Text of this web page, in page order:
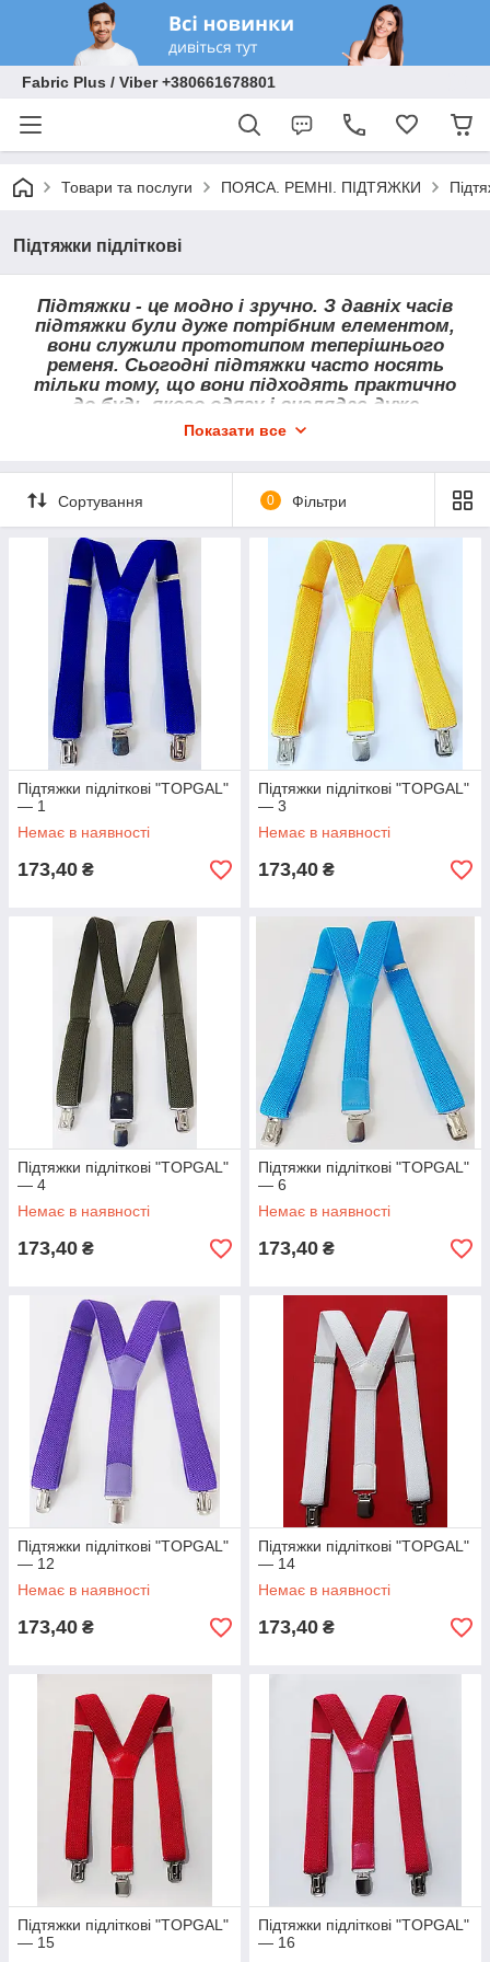
Fabric Plus / Viber +380661678801
Товари та послуги ПОЯСА. РЕМНІ. ПІДТЯЖКИ
Підтяжки підліткові
Підтяжки - це модно і зручно. З давніх часів
підтяжки були дуже потрібним елементом,
вони служили прототипом теперішнього
ременя. Сьогодні підтяжки часто носять
тільки тому, що вони підходять практично
до будь-якого одягу і виглядає дуже
елегантно.
Показати все
Сортування 0 Фільтри
Підтяжки підліткові "TOPGAL"
— 1
Немає в наявності
173,40 ₴
Підтяжки підліткові "TOPGAL"
— 3
Немає в наявності
173,40 ₴
Підтяжки підліткові "TOPGAL"
— 4
Немає в наявності
173,40 ₴
Підтяжки підліткові "TOPGAL"
— 6
Немає в наявності
173,40 ₴
Підтяжки підліткові "TOPGAL"
— 12
Немає в наявності
173,40 ₴
Підтяжки підліткові "TOPGAL"
— 14
Немає в наявності
173,40 ₴
Підтяжки підліткові "TOPGAL"
— 15
Підтяжки підліткові "TOPGAL"
— 16